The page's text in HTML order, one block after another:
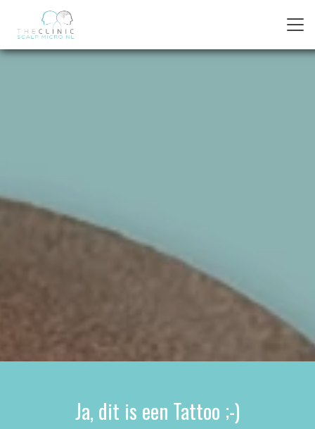
Ja, dit is een Tattoo ;-)